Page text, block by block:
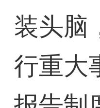
装头脑
行重大